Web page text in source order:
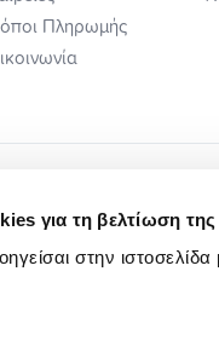
για τη βελτίωση
στην
Πληρωμής